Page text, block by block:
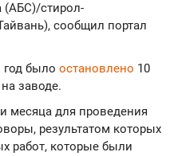
(АБС)/стирол-
сообщил портал
было остановлено 10
заводе.
месяца для проведения
результатом которых
работ, которые были